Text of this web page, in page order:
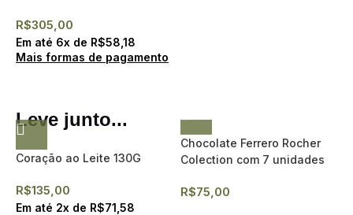
R$305,00
Em até 6x de R$58,18
Mais formas de pagamento
Leve junto...
Coração ao Leite 130G
R$135,00
Em até 2x de R$71,58
Chocolate Ferrero Rocher
Colection com 7 unidades
R$75,00